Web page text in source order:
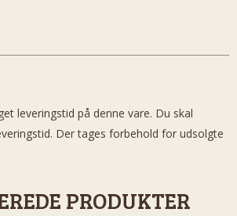
leveringstid på denne vare. Du skal
Der tages forbehold for udsolgte
PRODUKTER